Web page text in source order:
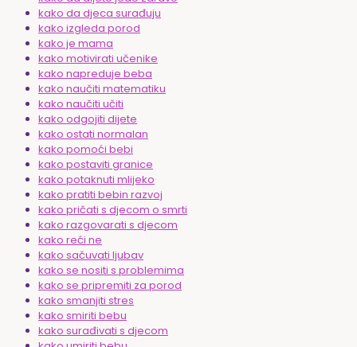
kako da djeca surađuju
kako izgleda porod
kako je mama
kako motivirati učenike
kako napreduje beba
kako naučiti matematiku
kako naučiti učiti
kako odgojiti dijete
kako ostati normalan
kako pomoći bebi
kako postaviti granice
kako potaknuti mlijeko
kako pratiti bebin razvoj
kako pričati s djecom o smrti
kako razgovarati s djecom
kako reći ne
kako sačuvati ljubav
kako se nositi s problemima
kako se pripremiti za porod
kako smanjiti stres
kako smiriti bebu
kako surađivati s djecom